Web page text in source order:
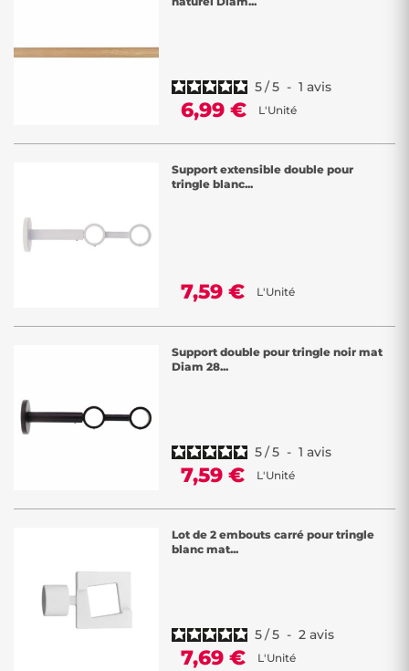
5/5 - 1 avis
6,99 € L'Unité
Support extensible double pour
tringle blanc...
7,59 € L'Unité
Support double pour tringle noir mat
Diam 28...
5/5 - 1 avis
7,59 € L'Unité
Lot de 2 embouts carré pour tringle
blanc mat...
5/5 - 2 avis
7,69 € L'Unité